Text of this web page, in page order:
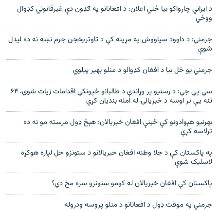
د ایراني چارواکو بیا ځلي اعلان: د افغانانو په ګډون دې غیرقانوني کډوال
ووځي
جرمني: د داوود سیاووش په مړینه کې د تاوتریخجن جرم نښه نه ده لیدل
شوې
جرمني یو ځل بیا د افغان کډوالو د منلو بهیر پیلوي
سي‌ پي‌ جي: د رسنیو پر وړاندې د طالبانو ځپونکي اقدامات زیات شوي، ۶۴
تنه یې تر اوسه د خبریالۍ له امله بندیان کړي
بهرنيو هېوادونو کې ځینې افغان خبريالان: هېڅ ډول مرسته مو نه ده
ترلاسه کړې
په پاکستان کې د جلا وطنه افغان خبریالانو د ستونزو حل لپاره هوکړه
لاسلیک شوې
پاکستان کې افغان خبريالان له کومو ستونزو سره مخ دي؟
جرمني په موقت ډول د افغانانو د منلو پروسه ودروله